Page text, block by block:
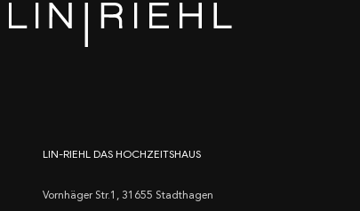
LIN-RIEHL DAS HOCHZEITSHAUS
Vornhäger Str.1, 31655 Stadthagen